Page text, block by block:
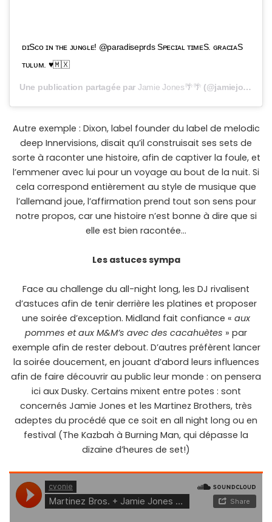
ᴅɪSᴄᴏ ɪɴ ᴛʜᴇ ᴊᴜɴɢʟᴇ! @paradiseprds Sᴘᴇᴄɪᴀʟ ᴛɪᴍᴇS. ɢʀᴀᴄɪᴀS
ᴛᴜʟᴜᴍ. ♥️🇲🇽
Une publication partagée par Jamie Jones🌴🌴 (@jamiejonesmusic) le
Autre exemple : Dixon, label founder du label de melodic
deep Innervisions, disait qu’il construisait ses sets de
sorte à raconter une histoire, afin de captiver la foule, et
l’emmener avec lui pour un voyage au bout de la nuit. Si
cela correspond entièrement au style de musique que
l’allemand joue, l’affirmation prend tout son sens pour
notre propos, car une histoire n’est bonne à dire que si
elle est bien racontée…
Les astuces sympa
Face au challenge du all-night long, les DJ rivalisent
d’astuces afin de tenir derrière les platines et proposer
une soirée d’exception. Midland fait confiance « aux
pommes et aux M&M’s avec des cacahuètes » par
exemple afin de rester debout. D’autres préfèrent lancer
la soirée doucement, en jouant d’abord leurs influences
afin de faire découvrir au public leur monde : on pensera
ici aux Dusky. Certains mixent entre potes : sont
concernés Jamie Jones et les Martinez Brothers, très
adeptes du procédé que ce soit en all night long ou en
festival (The Kazbah à Burning Man, qui dépasse la
dizaine d’heures de set!)